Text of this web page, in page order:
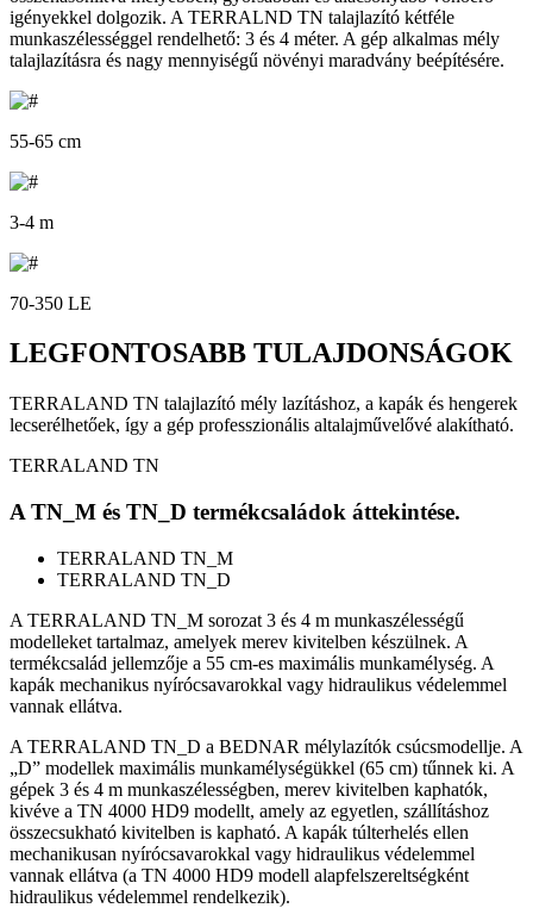
igényekkel dolgozik. A TERRALND TN talajlazító kétféle
munkaszélességgel rendelhető: 3 és 4 méter. A gép alkalmas mély
talajlazításra és nagy mennyiségű növényi maradvány beépítésére.
55-65 cm
3-4 m
70-350 LE
LEGFONTOSABB TULAJDONSÁGOK
TERRALAND TN talajlazító mély lazításhoz, a kapák és hengerek
lecserélhetőek, így a gép professzionális altalajművelővé alakítható.
TERRALAND TN
A TN_M és TN_D termékcsaládok áttekintése.
TERRALAND TN_M
TERRALAND TN_D
A TERRALAND TN_M sorozat 3 és 4 m munkaszélességű
modelleket tartalmaz, amelyek merev kivitelben készülnek. A
termékcsalád jellemzője a 55 cm-es maximális munkamélység. A
kapák mechanikus nyírócsavarokkal vagy hidraulikus védelemmel
vannak ellátva.
A TERRALAND TN_D a BEDNAR mélylazítók csúcsmodellje. A
„D” modellek maximális munkamélységükkel (65 cm) tűnnek ki. A
gépek 3 és 4 m munkaszélességben, merev kivitelben kaphatók,
kivéve a TN 4000 HD9 modellt, amely az egyetlen, szállításhoz
összecsukható kivitelben is kapható. A kapák túlterhelés ellen
mechanikusan nyírócsavarokkal vagy hidraulikus védelemmel
vannak ellátva (a TN 4000 HD9 modell alapfelszereltségként
hidraulikus védelemmel rendelkezik).